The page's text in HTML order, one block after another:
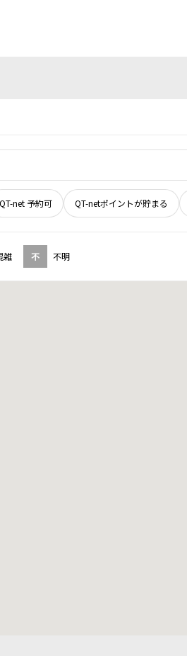
QT-net 予約可 QT-netポイントが貯まる
雑 不 不明